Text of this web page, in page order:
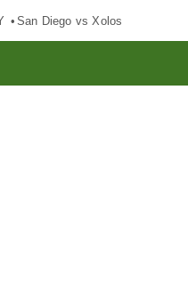
San Diego vs Xolos